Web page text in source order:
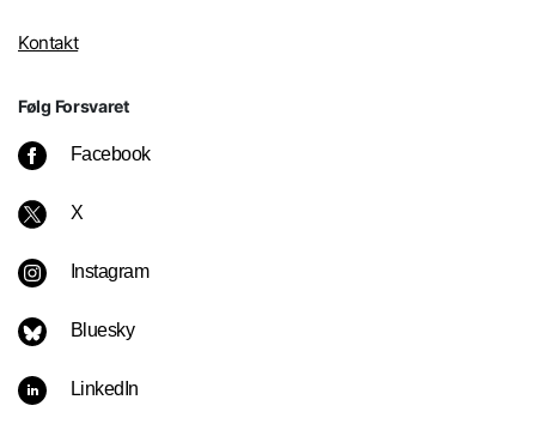
Kontakt
Følg Forsvaret
Facebook
X
Instagram
Bluesky
LinkedIn